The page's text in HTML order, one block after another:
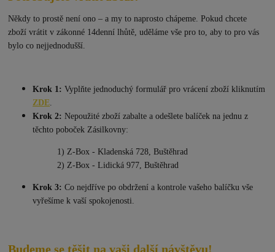
Někdy to prostě není ono – a my to naprosto chápeme. Pokud chcete
zboží vrátit v zákonné 14denní lhůtě, uděláme vše pro to, aby to pro vás
bylo co nejjednodušší.
Krok 1: Vyplňte jednoduchý formulář pro vrácení zboží kliknutím
ZDE
Krok 2: Nepoužité zboží zabalte a odešlete balíček na jednu z
těchto poboček Zásilkovny:
1) Z-Box - Kladenská 728, Buštěhrad
2) Z-Box - Lidická 977, Buštěhrad
Krok 3: Co nejdříve po obdržení a kontrole vašeho balíčku vše
vyřešíme k vaší spokojenosti.
Budeme se těšit na vaši další návštěvu!